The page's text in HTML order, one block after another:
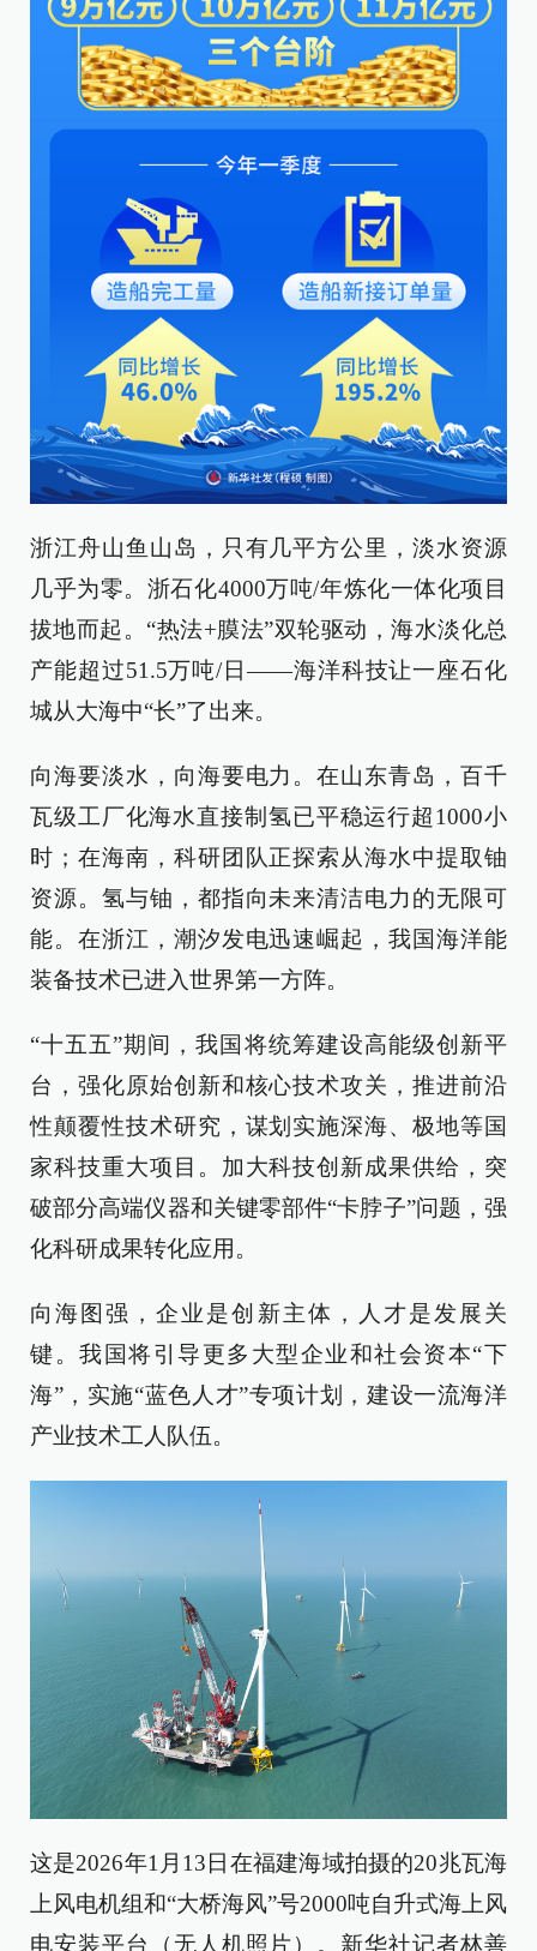
浙江舟山鱼山岛，只有几平方公里，淡水资源
几乎为零。浙石化4000万吨/年炼化一体化项目
拔地而起。“热法+膜法”双轮驱动，海水淡化总
产能超过51.5万吨/日——海洋科技让一座石化
城从大海中“长”了出来。
向海要淡水，向海要电力。在山东青岛，百千
瓦级工厂化海水直接制氢已平稳运行超1000小
时；在海南，科研团队正探索从海水中提取铀
资源。氢与铀，都指向未来清洁电力的无限可
能。在浙江，潮汐发电迅速崛起，我国海洋能
装备技术已进入世界第一方阵。
“十五五”期间，我国将统筹建设高能级创新平
台，强化原始创新和核心技术攻关，推进前沿
性颠覆性技术研究，谋划实施深海、极地等国
家科技重大项目。加大科技创新成果供给，突
破部分高端仪器和关键零部件“卡脖子”问题，强
化科研成果转化应用。
向海图强，企业是创新主体，人才是发展关
键。我国将引导更多大型企业和社会资本“下
海”，实施“蓝色人才”专项计划，建设一流海洋
产业技术工人队伍。
这是2026年1月13日在福建海域拍摄的20兆瓦海
上风电机组和“大桥海风”号2000吨自升式海上风
电安装平台（无人机照片）。新华社记者林善